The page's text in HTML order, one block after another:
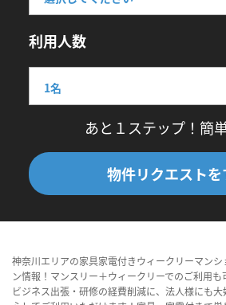
利用人数
あと１ステップ！簡
物件リクエストを
神奈川エリアの家具家電付きウィークリーマン
ン情報！マンスリー＋ウィークリーでのご利用も
ビジネス出張・研修の経費削減に、法人様にも